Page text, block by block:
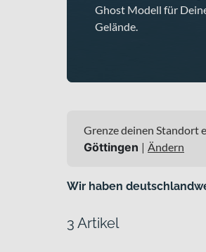
Ghost Modell für
Gelände.
Grenze deinen Standort
Göttingen | Ändern
Wir haben
3 Artikel